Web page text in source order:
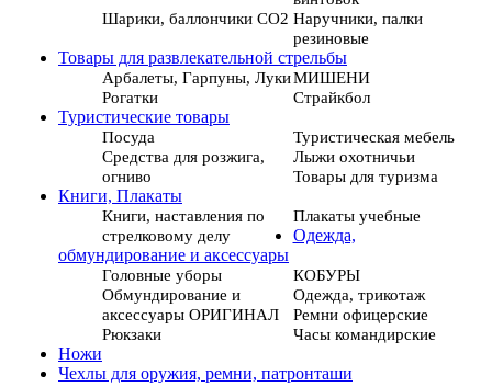
Шарики, баллончики СО2 Наручники, палки
резиновые
Товары для развлекательной стрельбы
Арбалеты, Гарпуны, ЛукиМИШЕНИ
Рогатки
Страйкбол
Туристические товары
Посуда
Туристическая мебель
Средства для розжига,
огниво
Лыжи охотничьи
Товары для туризма
Книги, Плакаты
Книги, наставления по
стрелковому делу
Плакаты учебные
Одежда,
обмундирование и аксессуары
Головные уборы
КОБУРЫ
Обмундирование и
аксессуары ОРИГИНАЛ
Одежда, трикотаж
Ремни офицерские
Рюкзаки
Часы командирские
Ножи
Чехлы для оружия, ремни, патронташи